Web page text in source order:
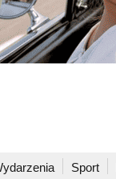
Sport